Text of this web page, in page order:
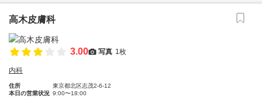
高木皮膚科
3.00 写真 1枚
内科
住所
東京都北区志茂2-6-12
本日の営業状況 9:00〜18:00